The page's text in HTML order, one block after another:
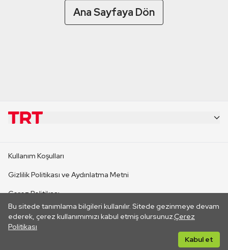
Ana Sayfaya Dön
Bu sitede tanımlama bilgileri kullanılır. Sitede gezinmeye devam
ederek, çerez kullanımımızı kabul etmiş olursunuz.Çerez
Politikası
Kabul et
CANLI YAYINLAR
Kullanım Koşulları
Gizlilik Politikası ve Aydınlatma Metni
Çerez Politikası
İletişim
Her hakkı saklıdır. ©2026 TRT. Bağlantı yoluyla gidilen dış